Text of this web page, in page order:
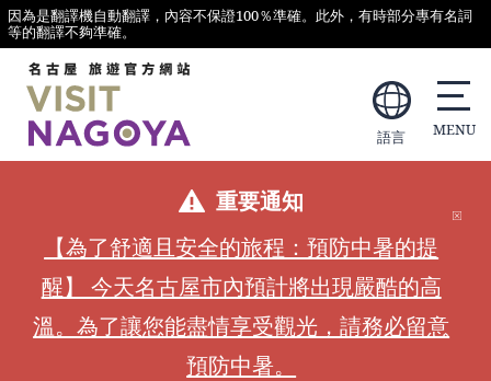
因為是翻譯機自動翻譯，內容不保證100％準確。此外，有時部分專有名詞
等的翻譯不夠準確。
語言
重要通知
【為了舒適且安全的旅程：預防中暑的提
醒】 今天名古屋市內預計將出現嚴酷的高
溫。為了讓您能盡情享受觀光，請務必留意
預防中暑。